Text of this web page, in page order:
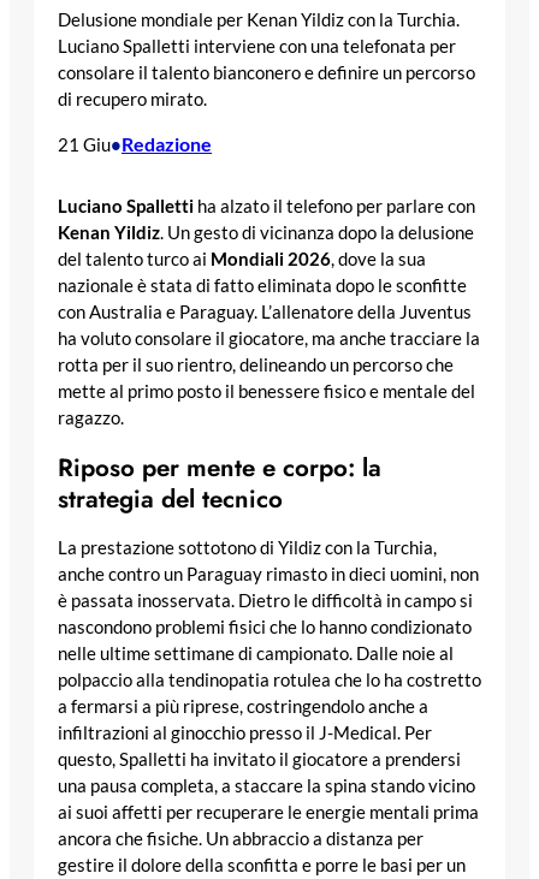
Delusione mondiale per Kenan Yildiz con la Turchia.
Luciano Spalletti interviene con una telefonata per
consolare il talento bianconero e definire un percorso
di recupero mirato.
21 Giu•Redazione
Luciano Spalletti ha alzato il telefono per parlare con
Kenan Yildiz. Un gesto di vicinanza dopo la delusione
del talento turco ai Mondiali 2026, dove la sua
nazionale è stata di fatto eliminata dopo le sconfitte
con Australia e Paraguay. L’allenatore della Juventus
ha voluto consolare il giocatore, ma anche tracciare la
rotta per il suo rientro, delineando un percorso che
mette al primo posto il benessere fisico e mentale del
ragazzo.
Riposo per mente e corpo: la
strategia del tecnico
La prestazione sottotono di Yildiz con la Turchia,
anche contro un Paraguay rimasto in dieci uomini, non
è passata inosservata. Dietro le difficoltà in campo si
nascondono problemi fisici che lo hanno condizionato
nelle ultime settimane di campionato. Dalle noie al
polpaccio alla tendinopatia rotulea che lo ha costretto
a fermarsi a più riprese, costringendolo anche a
infiltrazioni al ginocchio presso il J-Medical. Per
questo, Spalletti ha invitato il giocatore a prendersi
una pausa completa, a staccare la spina stando vicino
ai suoi affetti per recuperare le energie mentali prima
ancora che fisiche. Un abbraccio a distanza per
gestire il dolore della sconfitta e porre le basi per un